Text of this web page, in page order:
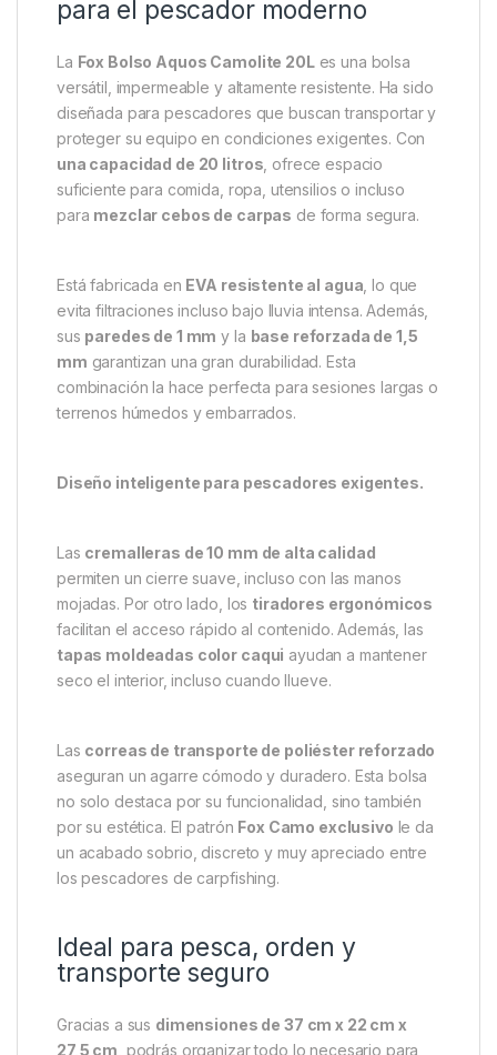
Descripción Specification
Fox Bolso Aquos Camolite 20L:
para el pescador moderno
LaFox Bolso Aquos Camolite 20Les una bolsa
versátil, impermeable y altamente resistente. Ha sido
diseñada para pescadores que buscan transportar y
proteger su equipo en condiciones exigentes. Con
paramezclar cebos de carpasde forma segura.
Está fabricada enEVA resistente al agua, lo que
evita filtraciones incluso bajo lluvia intensa. Además,
susparedes de 1 mmy la base reforzada de 1,5
mmgarantizan una gran durabilidad. Esta
combinación la hace perfecta para sesiones largas o
terrenos húmedos y embarrados.
Diseño inteligente para pescadores exigentes.
Las cremalleras de 10 mm de alta calidad
permiten un cierre suave, incluso con las manos
mojadas. Por otro lado, lostiradores ergonómicos
seco el interior, incluso cuando llueve.
Lascorreas de transporte de poliéster reforzado
aseguran un agarre cómodo y duradero. Esta bolsa